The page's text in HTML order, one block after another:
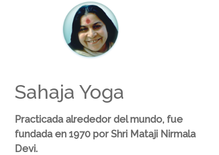
Sahaja Yoga
Practicada alrededor del mundo, fue
fundada en 1970 por Shri Mataji Nirmala
Devi.